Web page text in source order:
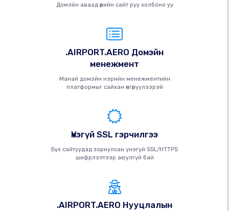
Домэйн аваад өөрийн сайт руу холбоно уу
.AIRPORT.AERO Домэйн
менежмент
Манай домэйн нэрийн менежментийн
платформыг сайхан өнгөрүүлээрэй
Үнэгүй SSL гэрчилгээ
Бүх сайтуудад зориулсан үнэгүй SSL/HTTPS
шифрлэлтээр аюулгүй бай
.AIRPORT.AERO Нууцлалын